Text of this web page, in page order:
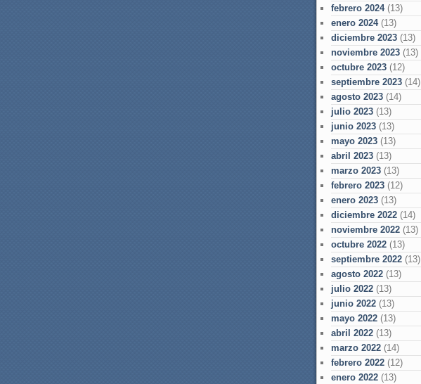
febrero 2024(13)
enero 2024(13)
diciembre 2023 (13)
noviembre 2023 (13)
octubre 2023 (12)
septiembre 2023 (14)
agosto 2023 (14)
julio 2023 (13)
junio 2023 (13)
mayo 2023 (13)
abril 2023 (13)
marzo 2023 (13)
febrero 2023 (12)
enero 2023 (13)
diciembre 2022 (14)
noviembre 2022 (13)
octubre 2022 (13)
septiembre 2022 (13)
agosto 2022 (13)
julio 2022 (13)
junio 2022 (13)
mayo 2022 (13)
abril 2022 (13)
marzo 2022 (14)
febrero 2022 (12)
enero 2022 (13)